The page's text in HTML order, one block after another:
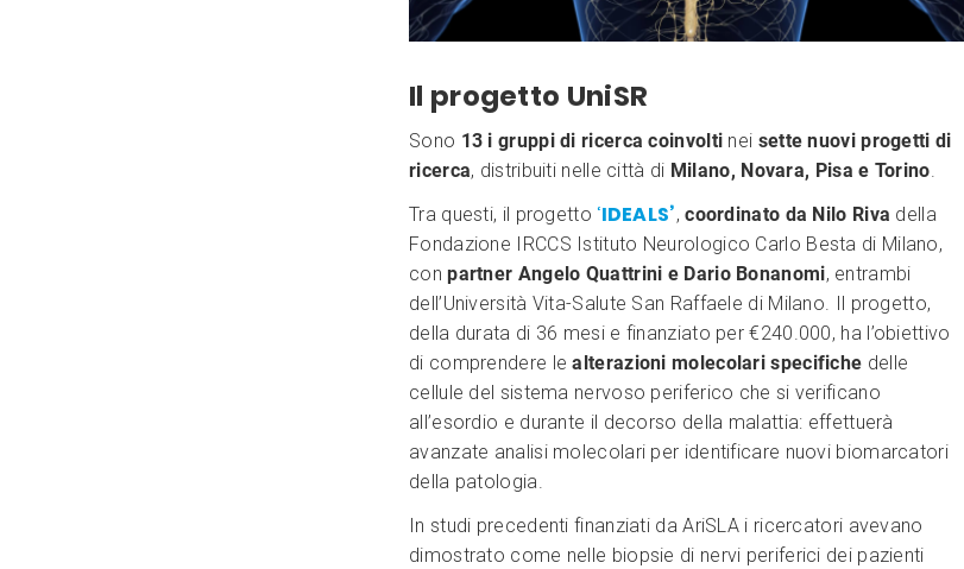
Il progetto UniSR
Sono 13 i gruppi di ricerca coinvolti nei sette nuovi progetti di
ricerca, distribuiti nelle città di Milano, Novara, Pisa e Torino.
Tra questi, il progetto‘IDEALS’,coordinato da Nilo Riva della
Fondazione IRCCS Istituto Neurologico Carlo Besta di Milano,
con partner Angelo Quattrini e Dario Bonanomi, entrambi
dell’Università Vita-Salute San Raffaele di Milano. Il progetto,
della durata di 36 mesi e finanziato per €240.000, ha l’obiettivo
di comprendere lealterazioni molecolari specifiche delle
cellule del sistema nervoso periferico che si verificano
all’esordio e durante il decorso della malattia: effettuerà
avanzate analisi molecolari per identificare nuovi biomarcatori
della patologia.
In studi precedenti finanziati da AriSLA i ricercatori avevano
dimostrato come nelle biopsie di nervi periferici dei pazienti